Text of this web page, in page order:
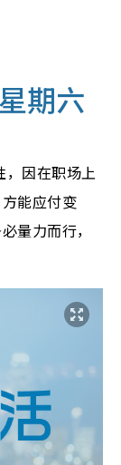
星期六
，因在职场上
能应付变
量力而行，